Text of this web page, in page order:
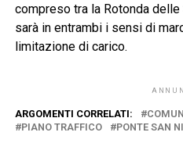
compreso tra la Rotonda
sarà in entrambi i sensi di
limitazione di carico.
ARGOMENTI CORRELATI:
PIANO TRAFFICO
PONTE SAN